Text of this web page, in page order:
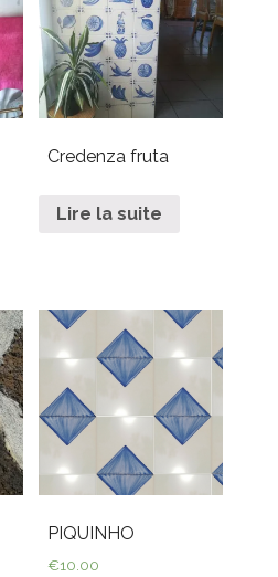
Credenza fruta
Lire la suite
PIQUINHO
€10.00